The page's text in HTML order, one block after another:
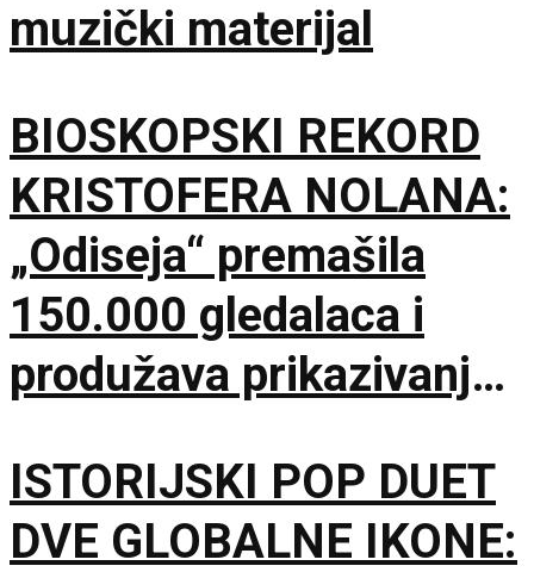
muzički materijal
BIOSKOPSKI REKORD
KRISTOFERA NOLANA:
„Odiseja“ premašila
150.000 gledalaca i
produžava prikazivanje
ISTORIJSKI POP DUET
DVE GLOBALNE IKONE: